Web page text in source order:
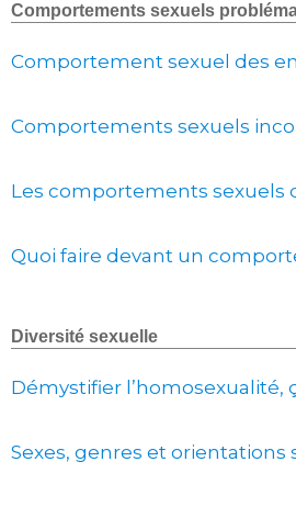
Comportements sexuels
Comportement sexuel des
Comportements sexuels
Les comportements sexuels
Quoi faire devant un
Diversité sexuelle
Démystifier l’homosexualité,
Sexes, genres et